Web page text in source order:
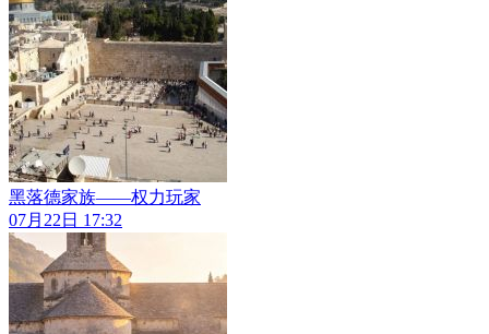
黑落德家族——权力玩家
07月22日 17:32